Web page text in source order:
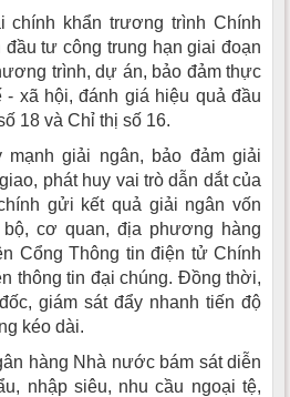
chính khẩn trương trình Chính
tư công trung hạn giai đoạn
trình, dự án, bảo đảm thực
- xã hội, đánh giá hiệu quả đầu
18 và Chỉ thị số 16.
giải ngân, bảo đảm giải
phát huy vai trò dẫn dắt của
gửi kết quả giải ngân vốn
cơ quan, địa phương hàng
Cổng Thông tin điện tử Chính
thông tin đại chúng. Đồng thời,
giám sát đẩy nhanh tiến độ
kéo dài.
hàng Nhà nước bám sát diễn
nhập siêu, nhu cầu ngoại tệ,